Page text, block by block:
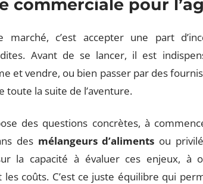
commerciale pour
marché, c’est accepter une part
Avant de se lancer, il est
et vendre, ou bien passer par des
toute la suite de l’aventure.
des questions concrètes, à
des mélangeurs d’aliments ou
la capacité à évaluer ces enjeux, à
les coûts. C’est ce juste équilibre qui